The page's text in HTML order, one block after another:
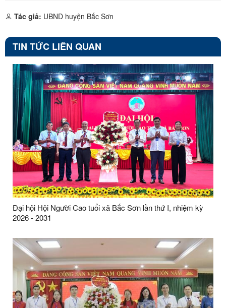
Tác giả: UBND huyện Bắc Sơn
TIN TỨC LIÊN QUAN
Đại hội Hội Người Cao tuổi xã Bắc Sơn lần thứ I, nhiệm kỳ
2026 - 2031